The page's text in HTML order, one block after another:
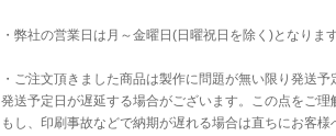
・弊社の営業日は月～金曜日(日曜祝日を除く)となります
・ご注文頂きました商品は製作に問題が無い限り発送
発送予定日が遅延する場合がございます。この点をご
もし、印刷事故などで納期が遅れる場合は直ちにお客